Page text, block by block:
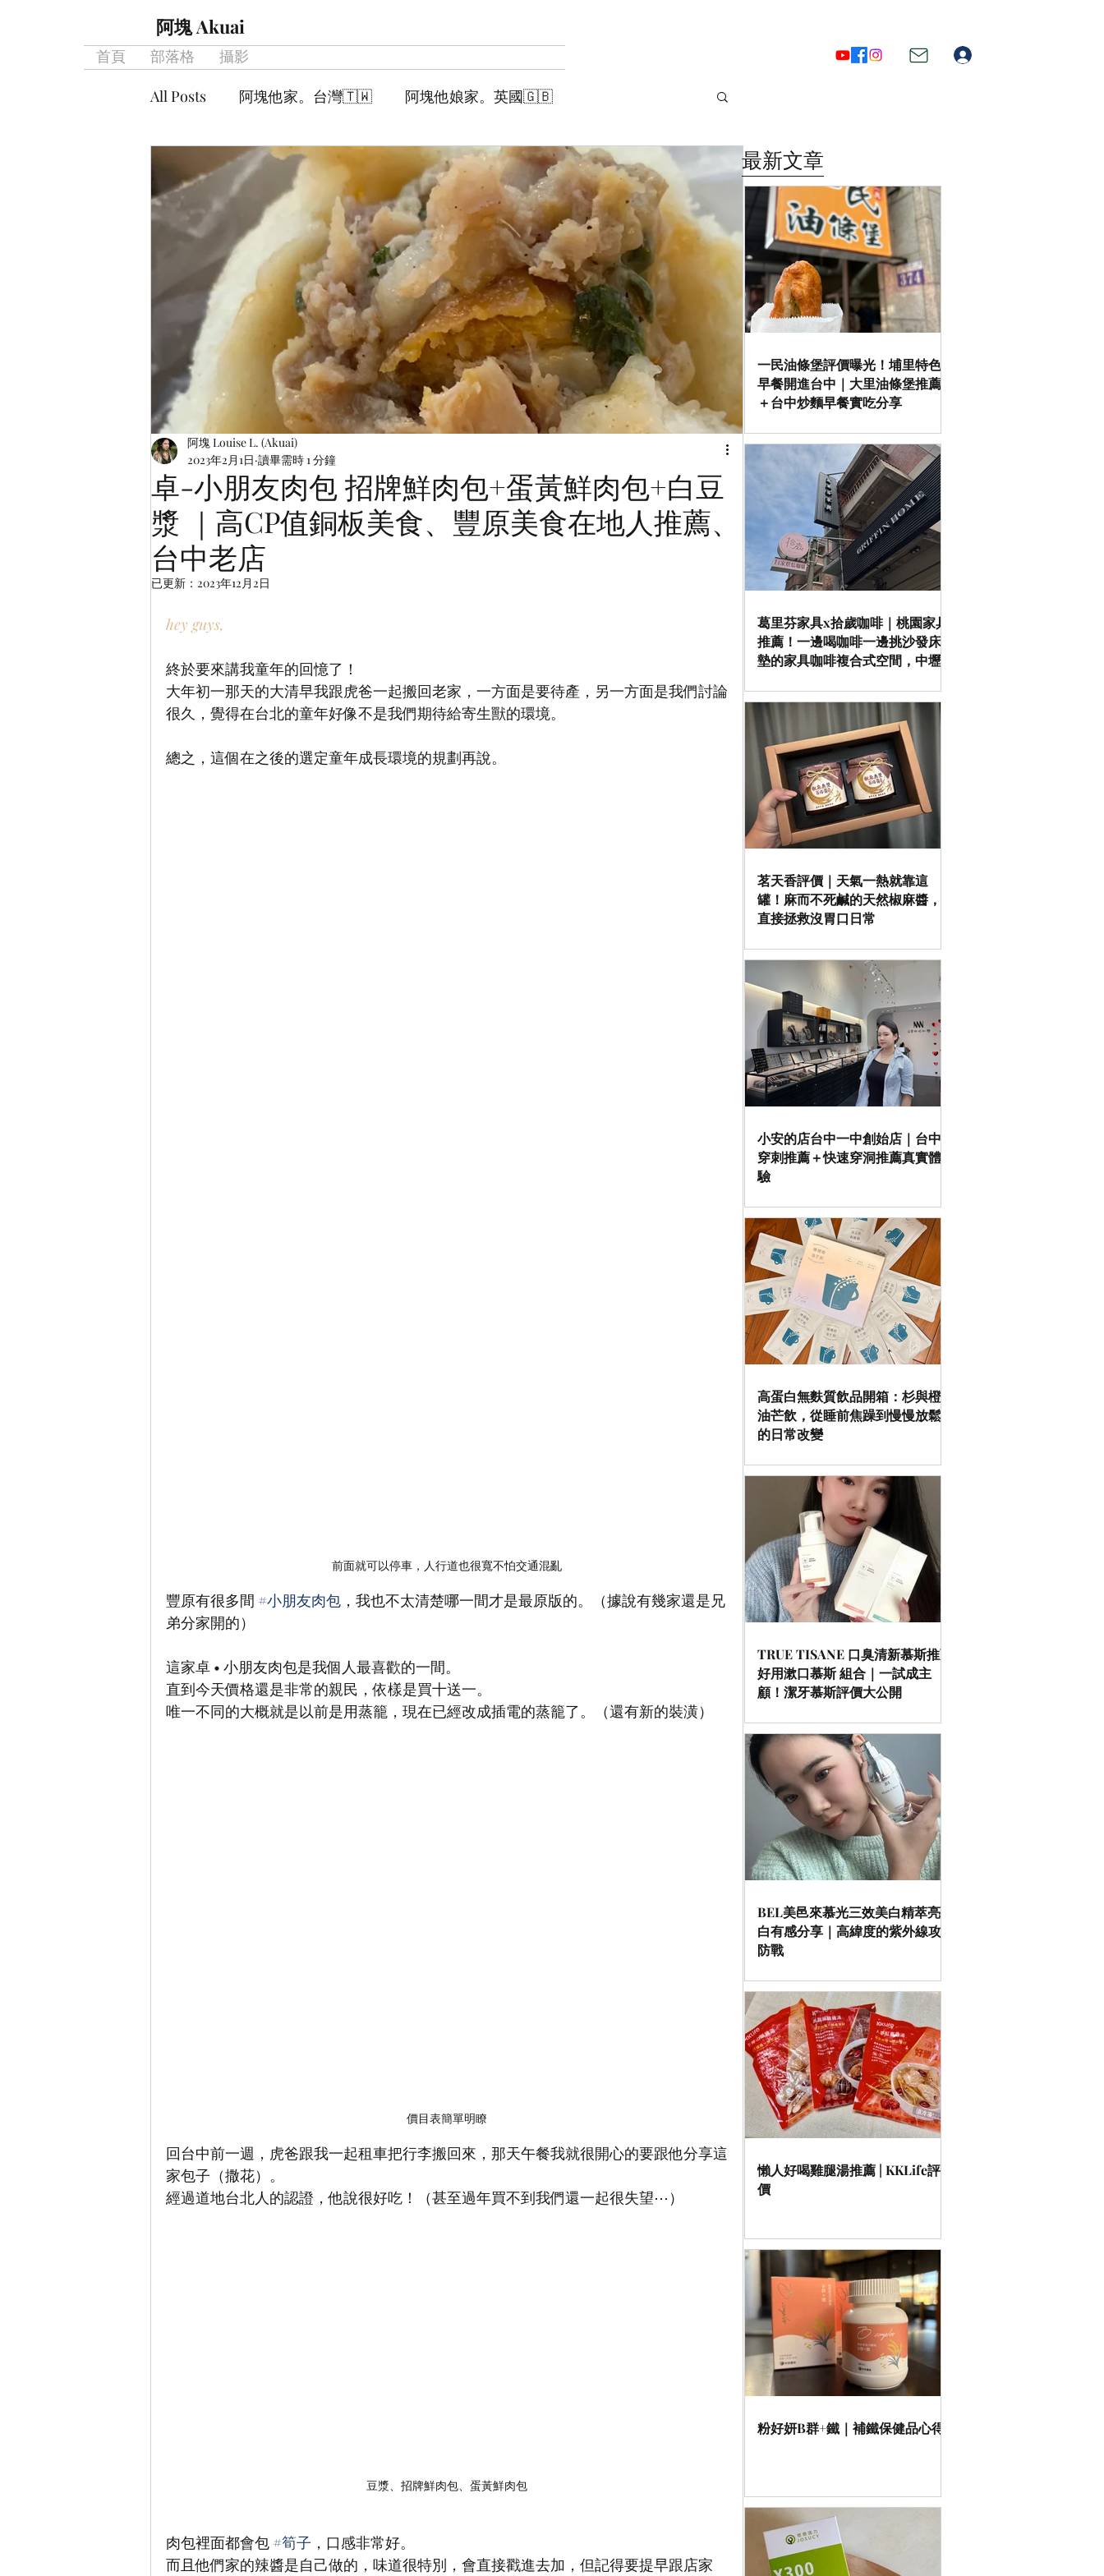
首頁 部落格 攝影
阿塊 Akuai
All Posts 阿塊他家。台灣🇹🇼 阿塊他娘家。英國🇬🇧
精神糧食。讀書筆記 阿塊活著需要的。生活小物
被女兒留在人間。 寄生獸筆記 阿塊的喃喃。自我思辯
卓-小朋友肉包 招牌鮮肉包+蛋黃鮮肉包+白豆
漿 ｜高CP值銅板美食、豐原美食在地人推薦、
台中老店
阿塊 Louise L. (Akuai)
2023年2月1日 讀畢需時 1 分鐘
已更新： 2023年12月2日
hey guys,
終於要來講我童年的回憶了！
大年初一那天的大清早我跟虎爸一起搬回老家，一方面是要待產，另一方面是我們討論
很久，覺得在台北的童年好像不是我們期待給寄生獸的環境。
總之，這個在之後的選定童年成長環境的規劃再說。
前面就可以停車，人行道也很寬不怕交通混亂
豐原有很多間 #小朋友肉包 ，我也不太清楚哪一間才是最原版的。（據說有幾家還是兄
弟分家開的）
這家卓 • 小朋友肉包是我個人最喜歡的一間。
直到今天價格還是非常的親民，依樣是買十送一。
唯一不同的大概就是以前是用蒸籠，現在已經改成插電的蒸籠了。（還有新的裝潢）
價目表簡單明瞭
回台中前一週，虎爸跟我一起租車把行李搬回來，那天午餐我就很開心的要跟他分享這
家包子（撒花）。
經過道地台北人的認證，他說很好吃！（甚至過年買不到我們還一起很失望⋯）
豆漿、招牌鮮肉包、蛋黃鮮肉包
肉包裡面都會包 #筍子 ，口感非常好。
而且他們家的辣醬是自己做的，味道很特別，會直接戳進去加，但記得要提早跟店家
一民油條堡評價曝光！埔里特色
早餐開進台中｜大里油條堡推薦
＋台中炒麵早餐實吃分享
葛里芬家具x拾歲咖啡｜桃園家具
推薦！一邊喝咖啡一邊挑沙發床
墊的家具咖啡複合式空間，中壢
茗天香評價｜天氣一熱就靠這
罐！麻而不死鹹的天然椒麻醬，
直接拯救沒胃口日常
小安的店台中一中創始店｜台中
穿刺推薦＋快速穿洞推薦真實體
驗
高蛋白無麩質飲品開箱：杉與橙
油芒飲，從睡前焦躁到慢慢放鬆
的日常改變
TRUE TISANE 口臭清新慕斯推薦
好用漱口慕斯 組合｜一試成主
顧！潔牙慕斯評價大公開
BEL美邑來慕光三效美白精萃亮
白有感分享｜高緯度的紫外線攻
防戰
懶人好喝雞腿湯推薦 | KKLife評
價
粉好妍B群+鐵｜補鐵保健品心得
最新文章